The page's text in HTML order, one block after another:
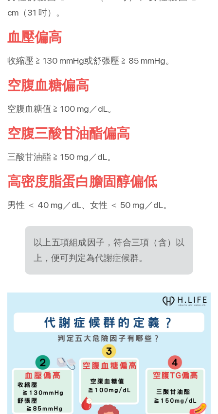
cm（31 吋）。
血壓偏高
收縮壓 ≧ 130 mmHg或舒張壓 ≧ 85 mmHg。
空腹血糖偏高
空腹血糖值 ≧ 100 mg／dL。
空腹三酸甘油酯偏高
三酸甘油酯 ≧ 150 mg／dL。
高密度脂蛋白膽固醇偏低
男性 ＜ 40 mg／dL、女性 ＜ 50 mg／dL。
以上五項組成因子，符合三項（含）以
上，便可判定為代謝症候群。